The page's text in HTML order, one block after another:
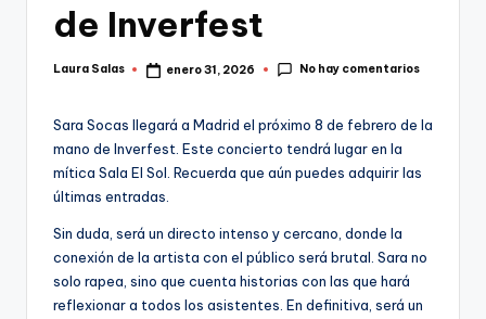
de Inverfest
Publicado
Laura Salas enero 31, 2026 No hay comentarios
Sara Socas llegará a Madrid el próximo 8 de febrero de la
mano de Inverfest. Este concierto tendrá lugar en la
mítica Sala El Sol. Recuerda que aún puedes adquirir las
últimas entradas.
Sin duda, será un directo intenso y cercano, donde la
conexión de la artista con el público será brutal. Sara no
solo rapea, sino que cuenta historias con las que hará
reflexionar a todos los asistentes. En definitiva, será un